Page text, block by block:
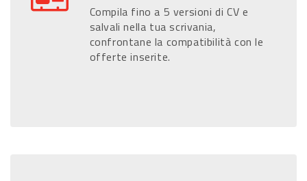
Compila fino a 5 versioni di CV e
salvali nella tua scrivania,
confrontane la compatibilità con le
offerte inserite.